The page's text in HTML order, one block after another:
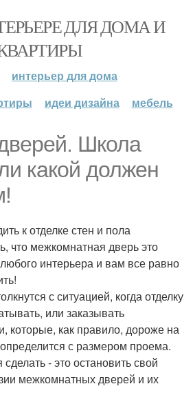
ДЛЯ ДОМА И
интерьер для дома
идеи дизайна мебель
Школа
какой должен
к отделке стен и пола
что межкомнатная дверь это
интерьера и вам все равно
с ситуацией, когда отделку
или заказывать
которые, как правило, дороже на
с размером проема.
- это остановить свой
межкомнатных дверей и их